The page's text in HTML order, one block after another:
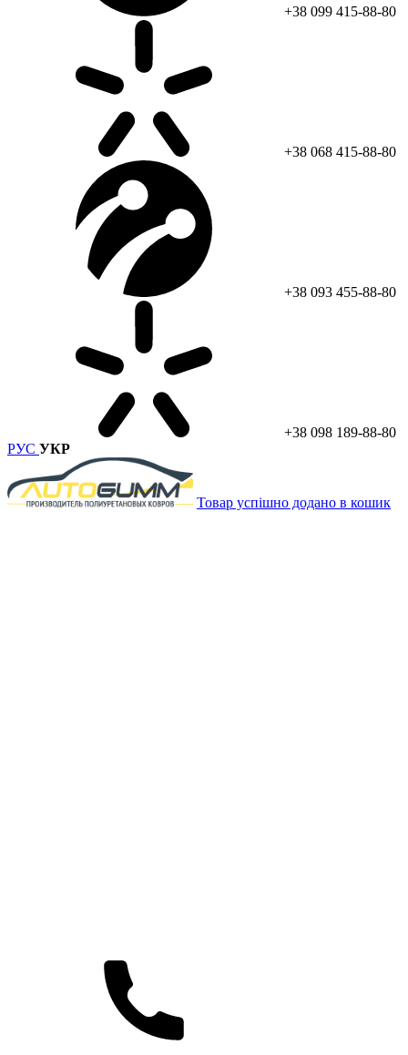
+38 099 415-88-80
+38 068 415-88-80
+38 093 455-88-80
+38 098 189-88-80
РУС УКР
Товар успішно додано в кошик